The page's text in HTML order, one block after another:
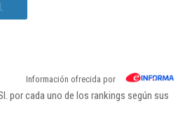
Información ofrecida por
por cada uno de los rankings según sus